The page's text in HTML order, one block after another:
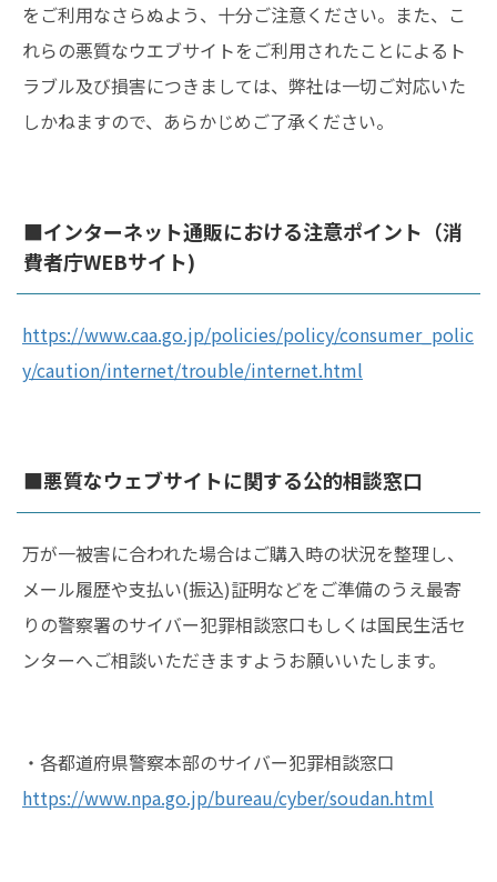
をご利用なさらぬよう、十分ご注意ください。また、こ
れらの悪質なウエブサイトをご利用されたことによるト
ラブル及び損害につきましては、弊社は一切ご対応いた
しかねますので、あらかじめご了承ください。
■インターネット通販における注意ポイント（消
費者庁WEBサイト)
https://www.caa.go.jp/policies/policy/consumer_polic
y/caution/internet/trouble/internet.html
■悪質なウェブサイトに関する公的相談窓口
万が一被害に合われた場合はご購入時の状況を整理し、
メール履歴や支払い(振込)証明などをご準備のうえ最寄
りの警察署のサイバー犯罪相談窓口もしくは国民生活セ
ンターへご相談いただきますようお願いいたします。
・各都道府県警察本部のサイバー犯罪相談窓口
https://www.npa.go.jp/bureau/cyber/soudan.html